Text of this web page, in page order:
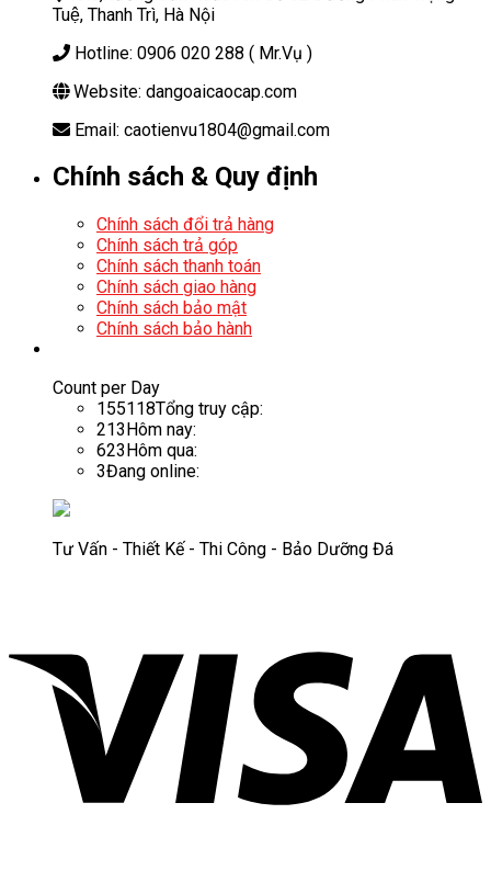
Tuệ, Thanh Trì, Hà Nội
Hotline: 0906 020 288 ( Mr.Vụ )
Website: dangoaicaocap.com
Email: caotienvu1804@gmail.com
Chính sách & Quy định
Chính sách đổi trả hàng
Chính sách trả góp
Chính sách thanh toán
Chính sách giao hàng
Chính sách bảo mật
Chính sách bảo hành
Count per Day
155118Tổng truy cập:
213 Hôm nay:
623 Hôm qua:
3Đang online:
Tư Vấn - Thiết Kế - Thi Công - Bảo Dưỡng Đá